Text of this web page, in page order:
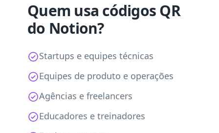
Quem usa códigos QR
do Notion?
Startups e equipes técnicas
Equipes de produto e operações
Agências e freelancers
Educadores e treinadores